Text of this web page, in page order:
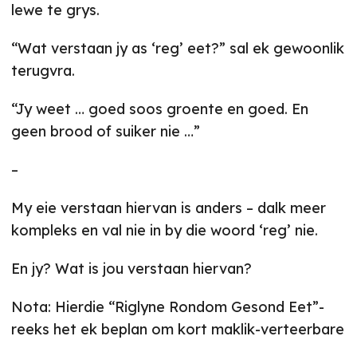
lewe te grys.
“Wat verstaan jy as ‘reg’ eet?” sal ek gewoonlik
terugvra.
“Jy weet … goed soos groente en goed. En
geen brood of suiker nie …”
–
My eie verstaan hiervan is anders – dalk meer
kompleks en val nie in by die woord ‘reg’ nie.
En jy? Wat is jou verstaan hiervan?
Nota: Hierdie “Riglyne Rondom Gesond Eet”-
reeks het ek beplan om kort maklik-verteerbare